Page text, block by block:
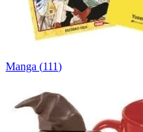
Manga (111)